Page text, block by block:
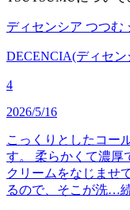
ディセンシア つつむ
DECENCIA(ディセン
4
2026/5/16
こっくりとしたコー
す。 柔らかくて濃厚
クリームをなじませ
るので、そこが洗…